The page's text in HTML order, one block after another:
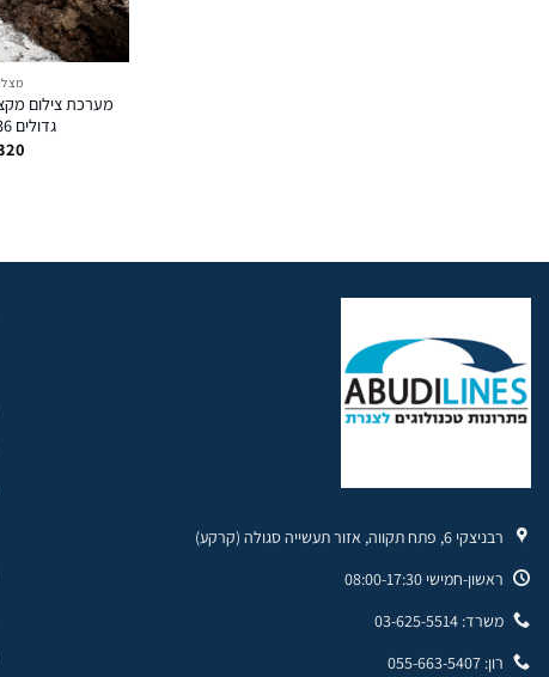
מערכת צילום
גדולים MINIFLEX36
רבניצקי 6, פתח תקווה, אזור תעשייה סגולה (קרקע)
ראשון-חמישי 08:00-17:30
משרד: 03-625-5514
רון: 055-663-5407